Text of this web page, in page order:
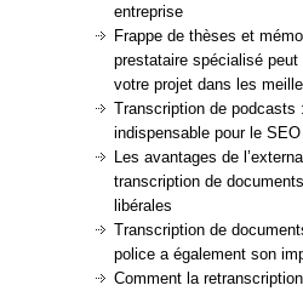
entreprise
Frappe de thèses et
prestataire spécialisé
votre projet dans les
Transcription de podcasts
indispensable pour le
Les avantages de
transcription de
libérales
Transcription de
police a également son
Comment la